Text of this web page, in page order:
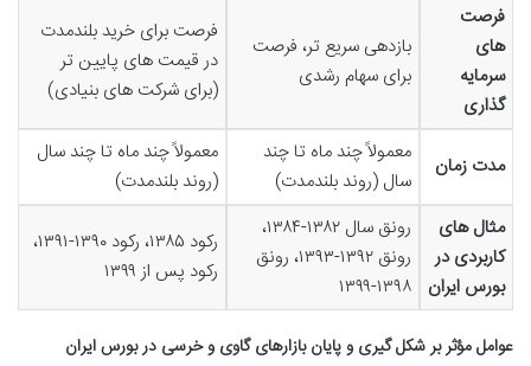
فرصت
های
سرمایه
گذاری
بازدهی سریع تر، فرصت
برای سهام رشدی
فرصت برای خرید بلندمدت
در قیمت های پایین تر
(برای شرکت های بنیادی)
مدت زمان
معمولاً چند ماه تا چند
سال (روند بلندمدت)
معمولاً چند ماه تا چند سال
(روند بلندمدت)
مثال های
کاربردی در
بورس ایران
رونق سال ۱۳۸۲-۱۳۸۴،
رونق ۱۳۹۲-۱۳۹۳، رونق
۱۳۹۸-۱۳۹۹
رکود ۱۳۸۵، رکود ۱۳۹۰-۱۳۹۱،
رکود پس از ۱۳۹۹
عوامل مؤثر بر شکل گیری و پایان بازارهای گاوی و خرسی در بورس ایران